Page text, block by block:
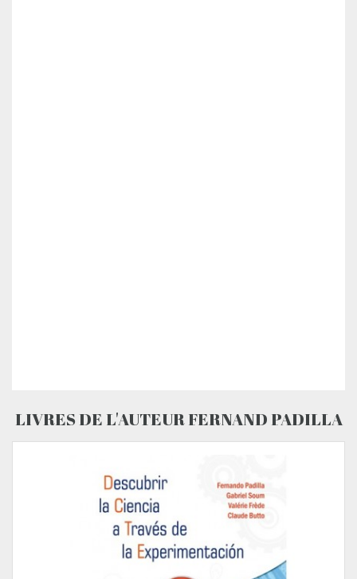
LIVRES DE L'AUTEUR FERNAND PADILLA